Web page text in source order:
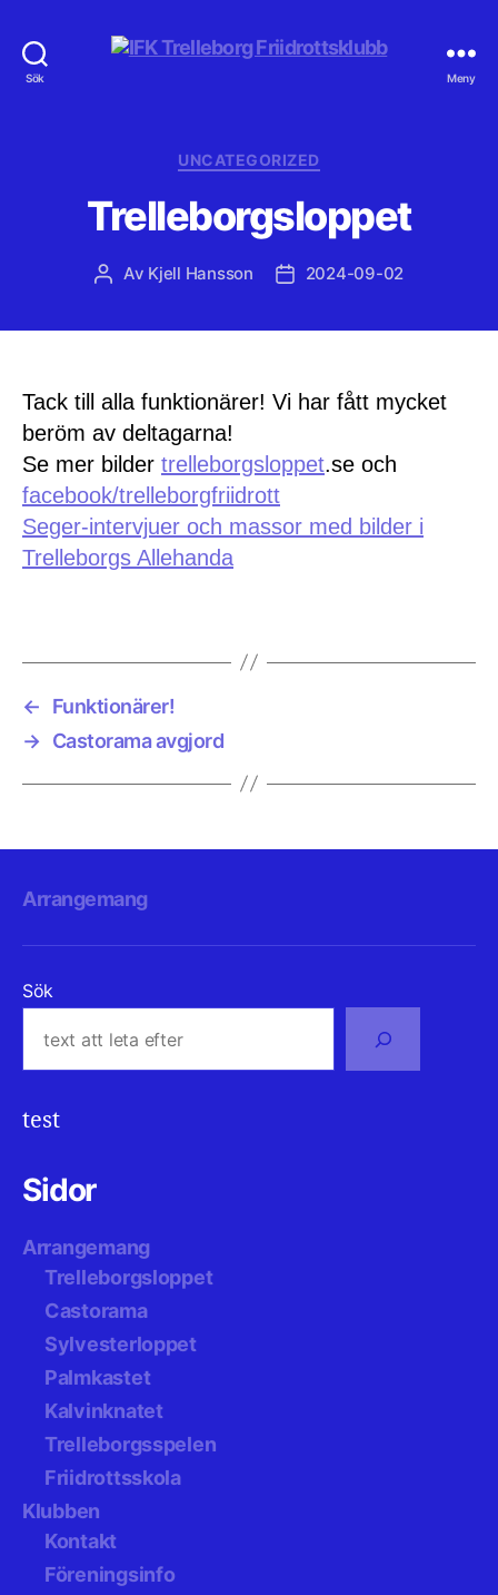
Sök Meny
Kategorier
UNCATEGORIZED
Trelleborgsloppet
Inläggsförfattare
Av Kjell Hansson Inläggsdatum
2024-09-02
Tack till alla funktionärer! Vi har fått mycket
beröm av deltagarna!
Se mer bilder trelleborgsloppet.se och
facebook/trelleborgfriidrott
Seger-intervjuer och massor med bilder i
Trelleborgs Allehanda
←
Funktionärer!
→ Castorama avgjord
Arrangemang
Sök
test
Sidor
Arrangemang
Trelleborgsloppet
Castorama
Sylvesterloppet
Palmkastet
Kalvinknatet
Trelleborgsspelen
Friidrottsskola
Klubben
Kontakt
Föreningsinfo